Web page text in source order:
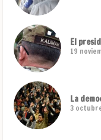
El
19
La
3